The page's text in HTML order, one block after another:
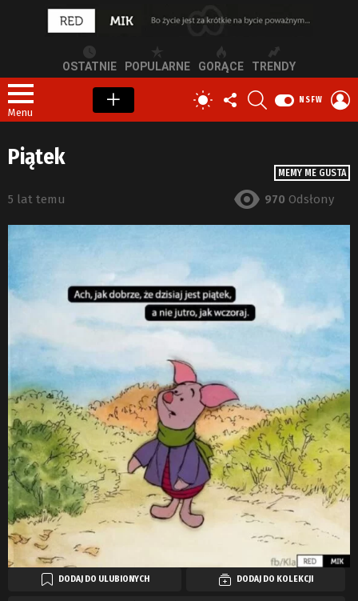
OSTATNIE POPULARNE GORĄCE TRENDY
Menu
PRZEŁĄCZ
SKÓRKĘ
OBSERWUJ
NAS
NSFW
MEMY ME GUSTA
Piątek
5 lat temu 970 Odsłony
DODAJ DO ULUBIONYCH DODAJ DO KOLEKCJI